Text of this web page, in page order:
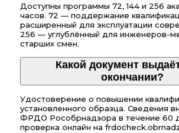
Доступны программы 72, 144 и 256
часов. 72 — поддержание
расширенный для эксплуатации
256 — углублённый для инженеров-
старших смен.
Какой документ
окончании?
Удостоверение о повышении
установленного образца. Сведения
ФРДО Рособрнадзора в течение 60
проверка онлайн на